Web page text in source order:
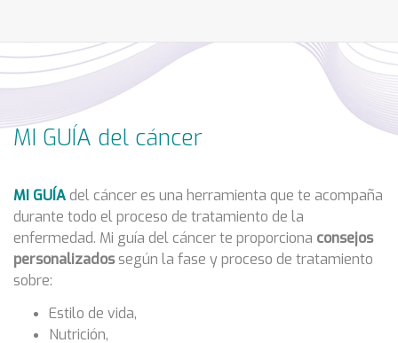
MI GUÍA del cáncer
MI GUÍA del cáncer es una herramienta que te acompaña
durante todo el proceso de tratamiento de la
enfermedad. Mi guía del cáncer te proporciona consejos
personalizadossegún la fase y proceso de tratamiento
sobre:
Estilo de vida,
Nutrición,